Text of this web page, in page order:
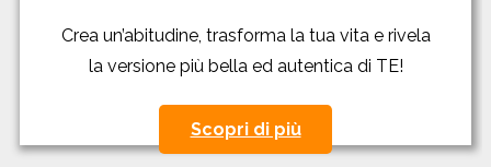
Crea un’abitudine, trasforma la tua vita e rivela
la versione più bella ed autentica di TE!
Scopri di più